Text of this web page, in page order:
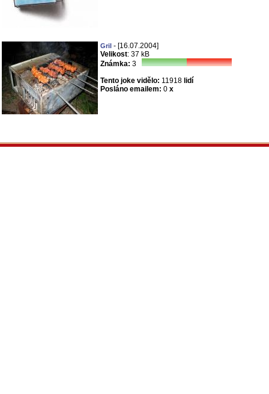
Gril - [16.07.2004]
Velikost: 37 kB
Známka: 3
Tento joke vidělo: 11918 lidí
Posláno emailem: 0 x